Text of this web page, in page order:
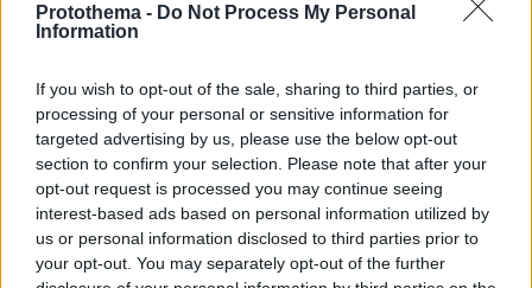
Protothema - Do Not Process My Personal
Information
If you wish to opt-out of the sale, sharing to third parties, or
processing of your personal or sensitive information for
targeted advertising by us, please use the below opt-out
section to confirm your selection. Please note that after your
opt-out request is processed you may continue seeing
interest-based ads based on personal information utilized by
us or personal information disclosed to third parties prior to
your opt-out. You may separately opt-out of the further